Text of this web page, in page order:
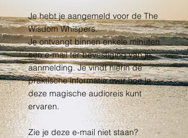
Je hebt je aangemeld voor de The
Wisdom Whispers.
Je ontvangt binnen enkele minuten
een e-mail ter bevestiging van je
aanmelding. Je vindt hierin de
praktische informatie over hoe je
deze magische audioreis kunt
ervaren.
Zie je deze e-mail niet staan?